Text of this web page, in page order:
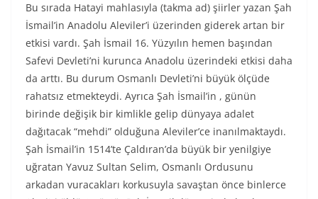
Bu sırada Hatayi mahlasıyla (takma ad) şiirler yazan Şah
İsmail’in Anadolu Aleviler’i üzerinden giderek artan bir
etkisi vardı. Şah İsmail 16. Yüzyılın hemen başından
Safevi Devleti’ni kurunca Anadolu üzerindeki etkisi daha
da arttı. Bu durum Osmanlı Devleti’ni büyük ölçüde
rahatsız etmekteydi. Ayrıca Şah İsmail’in , günün
birinde değişik bir kimlikle gelip dünyaya adalet
dağıtacak “mehdi” olduğuna Aleviler’ce inanılmaktaydı.
Şah İsmail’in 1514’te Çaldıran’da büyük bir yenilgiye
uğratan Yavuz Sultan Selim, Osmanlı Ordusunu
arkadan vuracakları korkusuyla savaştan önce binlerce